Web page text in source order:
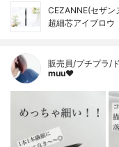
CEZANNE(セザン
超細芯アイブロウ
販売員/プチプラ/
muu❤︎